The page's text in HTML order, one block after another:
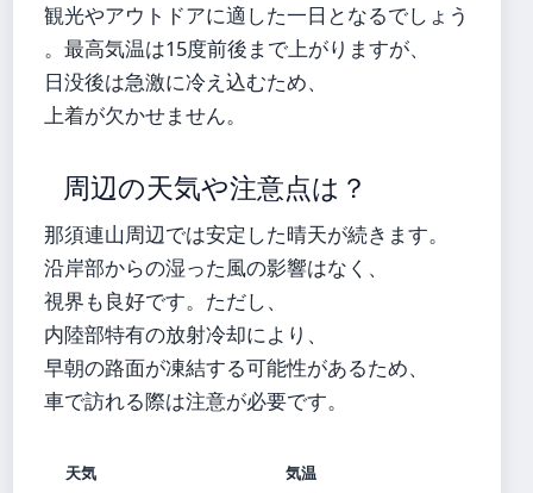
観光やアウトドアに適した一日となるでしょう
。最高気温は15度前後まで上がりますが、
日没後は急激に冷え込むため、
上着が欠かせません。
周辺の天気や注意点は？
那須連山周辺では安定した晴天が続きます。
沿岸部からの湿った風の影響はなく、
視界も良好です。ただし、
内陸部特有の放射冷却により、
早朝の路面が凍結する可能性があるため、
車で訪れる際は注意が必要です。
天気 気温